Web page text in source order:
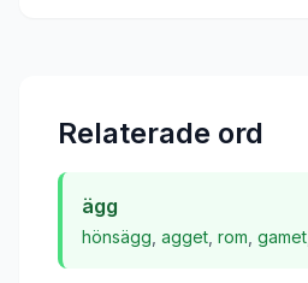
Relaterade ord
ägg
hönsägg agget rom gamet